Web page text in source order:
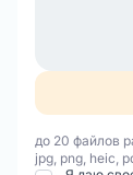
до 20 файлов
jpg, png, heic,